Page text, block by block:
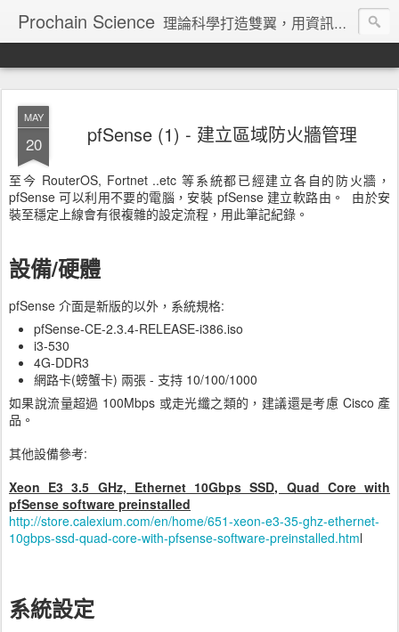
Prochain Science 理論科學打造雙翼，用資訊技術飛向藍天
MAY
20 pfSense (1) - 建立區域防火牆管理
至今 RouterOS, Fortnet ..etc 等系統都已經建立各自的防火牆，
pfSense 可以利用不要的電腦，安裝 pfSense 建立軟路由。 由於安
裝至穩定上線會有很複雜的設定流程，用此筆記紀錄。
設備/硬體
pfSense 介面是新版的以外，系統規格:
pfSense-CE-2.3.4-RELEASE-i386.iso
i3-530
4G-DDR3
網路卡(螃蟹卡) 兩張 - 支持 10/100/1000
如果說流量超過 100Mbps 或走光纖之類的，建議還是考慮 Cisco 產
品。
其他設備參考:
Xeon E3 3.5 GHz, Ethernet 10Gbps SSD, Quad Core with
pfSense software preinstalled
http://store.calexium.com/en/home/651-xeon-e3-35-ghz-ethernet-
10gbps-ssd-quad-core-with-pfsense-software-preinstalled.html
系統設定